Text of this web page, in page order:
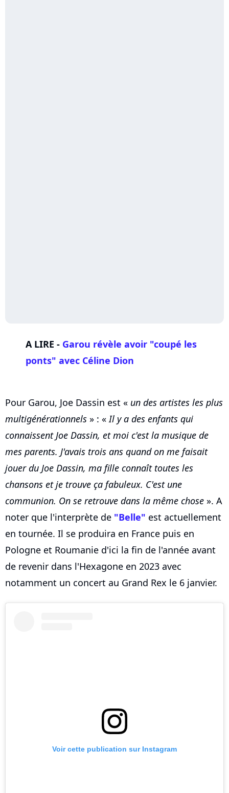
A LIRE - Garou révèle avoir "coupé les
ponts" avec Céline Dion
Pour Garou, Joe Dassin est « un des artistes les plus
multigénérationnels » : «Il y a des enfants qui
connaissent Joe Dassin, et moi c'est la musique de
mes parents. J'avais trois ans quand on me faisait
jouer du Joe Dassin, ma fille connaît toutes les
chansons et je trouve ça fabuleux. C'est une
communion. On se retrouve dans la même chose ». A
noter que l'interprète de "Belle" est actuellement
en tournée. Il se produira en France puis en
Pologne et Roumanie d'ici la fin de l'année avant
de revenir dans l'Hexagone en 2023 avec
notamment un concert au Grand Rex le 6 janvier.
Voir cette publication sur Instagram